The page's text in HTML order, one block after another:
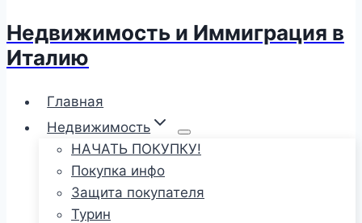
Недвижимость и Иммиграция в
Италию
Главная
Недвижимость
НАЧАТЬ ПОКУПКУ!
Покупка инфо
Защита покупателя
Турин